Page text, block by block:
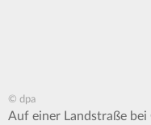
© dpa
Auf einer Landstraße